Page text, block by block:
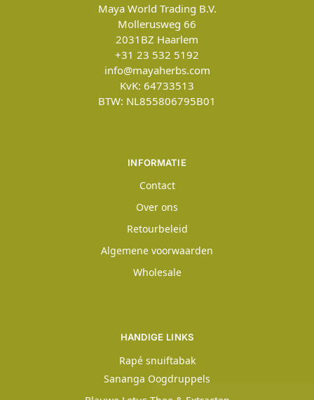
Maya World Trading B.V.
Mollerusweg 66
2031BZ Haarlem
+31 23 532 5192
info@mayaherbs.com
KvK: 64733513
BTW: NL855806795B01
INFORMATIE
Contact
Over ons
Retourbeleid
Algemene voorwaarden
Wholesale
HANDIGE LINKS
Rapé snuiftabak
Sananga Oogdruppels